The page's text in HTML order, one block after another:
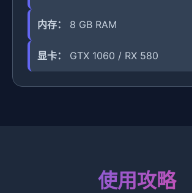
内存： 8 GB RAM
显卡： GTX 1060 / RX 580
使用攻略